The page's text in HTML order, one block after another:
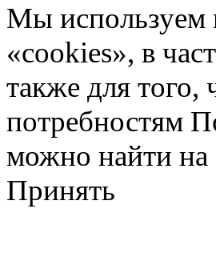
Мы используем
«cookies», в
также для того,
потребностям
можно найти на
Принять